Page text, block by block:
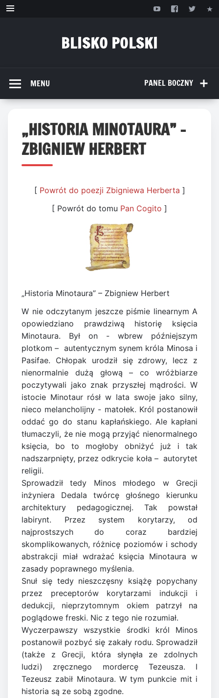
Przejdź
BLISKO POLSKI
PANEL BOCZNY
MENU
„HISTORIA MINOTAURA” –
ZBIGNIEW HERBERT
[ Powrót do poezji Zbigniewa Herberta ]
[ Powrót do tomu Pan Cogito ]
„Historia Minotaura” – Zbigniew Herbert
W nie odczytanym jeszcze piśmie linearnym A
opowiedziano prawdziwą historię księcia
Minotaura. Był on - wbrew późniejszym
plotkom –  autentycznym synem króla Minosa i
Pasifae. Chłopak urodził się zdrowy, lecz z
nienormalnie dużą głową – co wróżbiarze
poczytywali jako znak przyszłej mądrości. W
istocie Minotaur rósł w lata swoje jako silny,
nieco melancholijny - matołek. Król postanowił
oddać go do stanu kapłańskiego. Ale kapłani
tłumaczyli, że nie mogą przyjąć nienormalnego
księcia, bo to mogłoby obniżyć już i tak
nadszarpnięty, przez odkrycie koła –  autorytet
religii.
Sprowadził tedy Minos młodego w Grecji
inżyniera Dedala twórcę głośnego kierunku
architektury pedagogicznej. Tak powstał
labirynt. Przez system korytarzy, od
najprostszych do coraz bardziej
skomplikowanych, różnicę poziomów i schody
abstrakcji miał wdrażać księcia Minotaura w
zasady poprawnego myślenia.
Snuł się tedy nieszczęsny książę popychany
przez preceptorów korytarzami indukcji i
dedukcji, nieprzytomnym okiem patrzył na
poglądowe freski. Nic z tego nie rozumiał.
Wyczerpawszy wszystkie środki król Minos
postanowił pozbyć się zakały rodu. Sprowadził
(także z Grecji, która słynęła ze zdolnych
ludzi) zręcznego mordercę Tezeusza. I
Tezeusz zabił Minotaura. W tym punkcie mit i
historia są ze sobą zgodne.